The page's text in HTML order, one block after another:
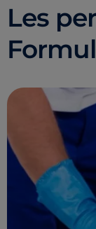
Les